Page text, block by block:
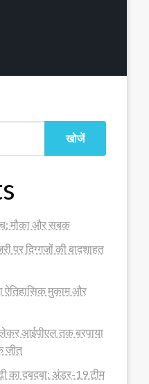
खोजें
मौका और सबक
दिग्गजों की बादशाहत
ऐतिहासिक मुकाम और
आईपीएल तक बरपाया
जीत
का दबदबा: अंडर-19 टीम